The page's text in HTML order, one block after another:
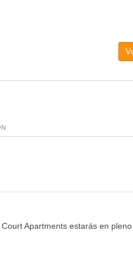
Apartments estarás en